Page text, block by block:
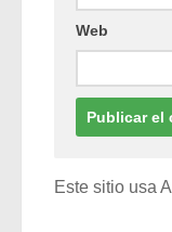
Web
Este sitio usa